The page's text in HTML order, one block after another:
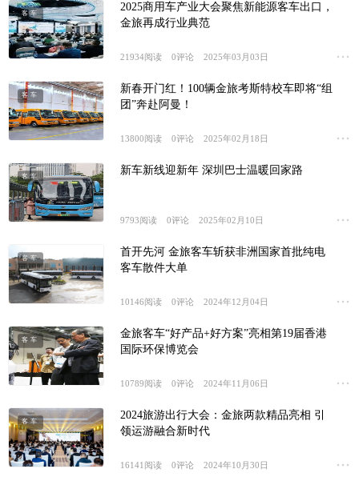
客车
2025商用车产业大会聚焦新能源客车出口，
金旅再成行业典范
21934阅读 0评论 2025年03月03日
客车
新春开门红！100辆金旅考斯特校车即将“组
团”奔赴阿曼！
13800阅读 0评论 2025年02月18日
客车 新车新线迎新年 深圳巴士温暖回家路
9793阅读 0评论 2025年02月10日
客车
首开先河 金旅客车斩获非洲国家首批纯电
客车散件大单
10146阅读 0评论 2024年12月04日
客车
金旅客车“好产品+好方案”亮相第19届香港
国际环保博览会
10789阅读 0评论 2024年11月06日
客车
2024旅游出行大会：金旅两款精品亮相 引
领运游融合新时代
16141 阅读 0评论 2024年10月30日